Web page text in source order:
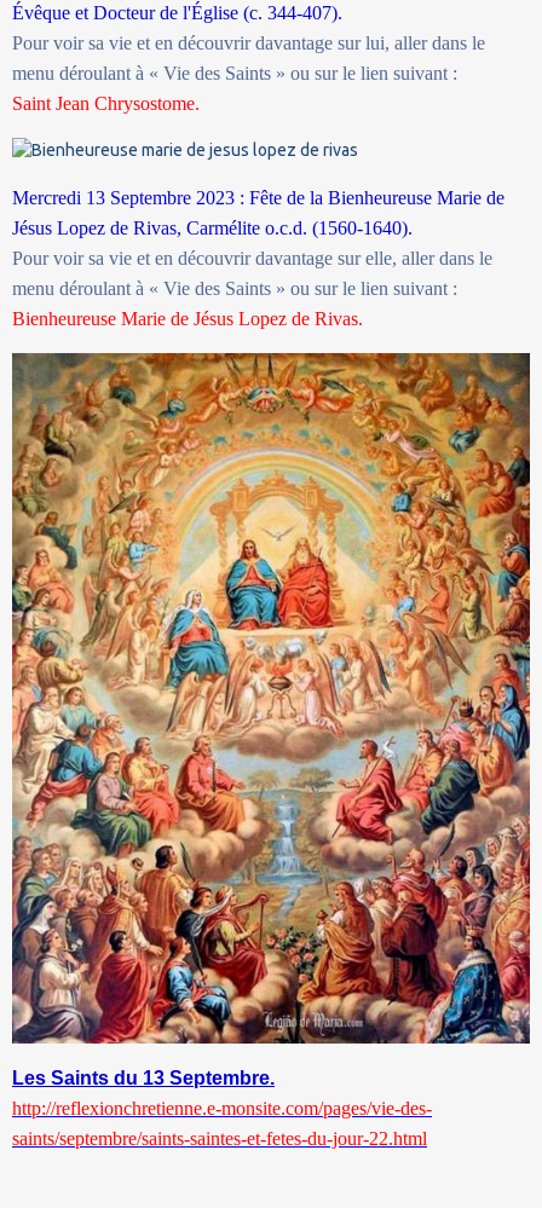
Évêque et Docteur de l'Église (c. 344-407).
Pour voir sa vie et en découvrir davantage sur lui, aller dans le
menu déroulant à « Vie des Saints » ou sur le lien suivant :
Saint Jean Chrysostome.
Mercredi 13 Septembre 2023 : Fête de la Bienheureuse Marie de
Jésus Lopez de Rivas, Carmélite o.c.d. (1560-1640).
Pour voir sa vie et en découvrir davantage sur elle, aller dans le
menu déroulant à « Vie des Saints » ou sur le lien suivant :
Bienheureuse Marie de Jésus Lopez de Rivas.
Les Saints du 13 Septembre.
http://reflexionchretienne.e-monsite.com/pages/vie-des-
saints/septembre/saints-saintes-et-fetes-du-jour-22.html